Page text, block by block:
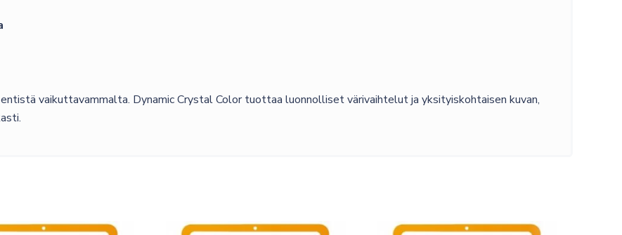
vaikuttavammalta. Dynamic Crystal Color tuottaa luonnolliset värivaihtelut ja yksityiskohtaisen kuvan,